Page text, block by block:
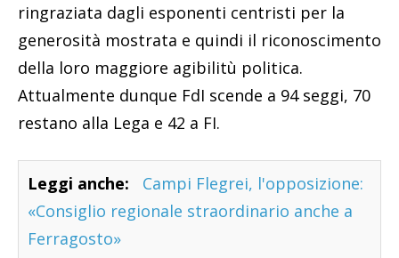
ringraziata dagli esponenti centristi per la
generosità mostrata e quindi il riconoscimento
della loro maggiore agibilitù politica.
Attualmente dunque FdI scende a 94 seggi, 70
restano alla Lega e 42 a FI.
Leggi anche:
Campi Flegrei, l'opposizione:
«Consiglio regionale straordinario anche a
Ferragosto»